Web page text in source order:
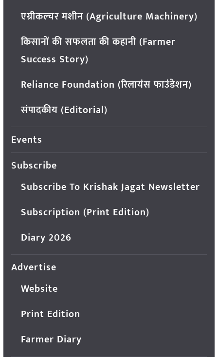
एग्रीकल्चर मशीन (Agriculture Machinery)
किसानों की सफलता की कहानी (Farmer
Success Story)
Reliance Foundation (रिलायंस फाउंडेशन)
संपादकीय (Editorial)
Events
Subscribe
Subscribe To Krishak Jagat Newsletter
Subscription (Print Edition)
Diary 2026
Advertise
Website
Print Edition
Farmer Diary